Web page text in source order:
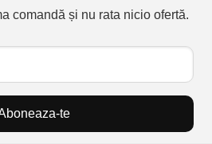
comandă și nu rata nicio ofertă.
te